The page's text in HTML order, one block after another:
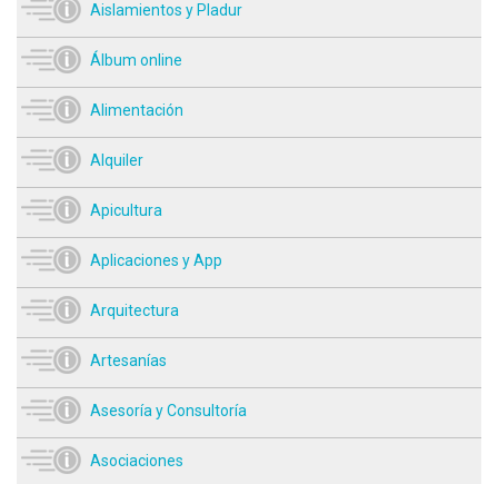
Aislamientos y Pladur
Álbum online
Alimentación
Alquiler
Apicultura
Aplicaciones y App
Arquitectura
Artesanías
Asesoría y Consultoría
Asociaciones